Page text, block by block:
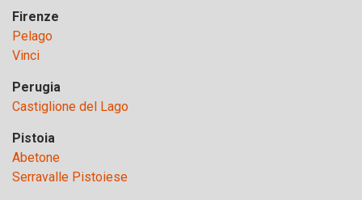
Firenze
Pelago
Vinci
Perugia
Castiglione del Lago
Pistoia
Abetone
Serravalle Pistoiese